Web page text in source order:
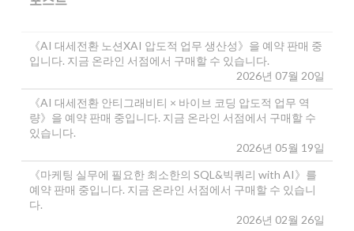
《AI 대세전환 노션XAI 압도적 업무 생산성》을 예약 판매 중
입니다. 지금 온라인 서점에서 구매할 수 있습니다.
2026년 07월 20일
《AI 대세전환 안티그래비티 × 바이브 코딩 압도적 업무 역
량》을 예약 판매 중입니다. 지금 온라인 서점에서 구매할 수
있습니다.
2026년 05월 19일
《마케팅 실무에 필요한 최소한의 SQL&빅쿼리 with AI》를
예약 판매 중입니다. 지금 온라인 서점에서 구매할 수 있습니
다.
2026년 02월 26일